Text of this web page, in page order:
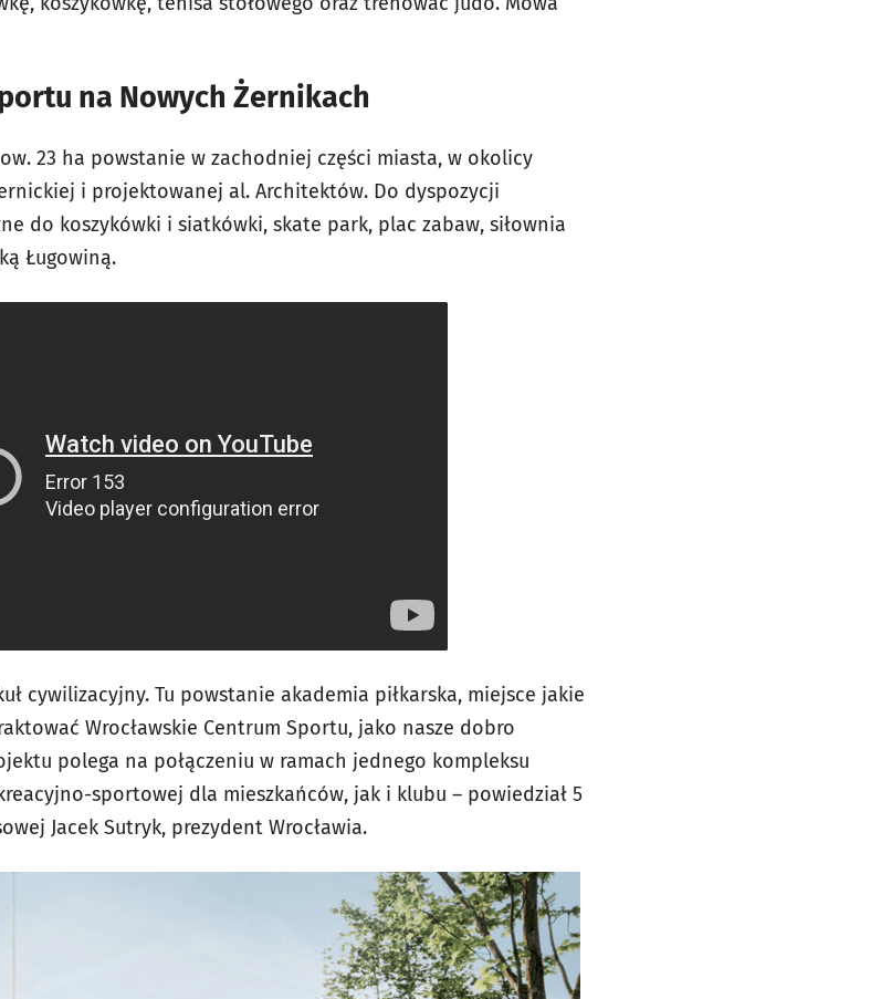
na Nowych Żernikach
23 ha powstanie w zachodniej części miasta, w okolicy
i projektowanej al. Architektów. Do dyspozycji
do koszykówki i siatkówki, skate park, plac zabaw, siłownia
Ługowiną.
cywilizacyjny. Tu powstanie akademia piłkarska, miejsce jakie
Wrocławskie Centrum Sportu, jako nasze dobro
polega na połączeniu w ramach jednego kompleksu
sportowej dla mieszkańców, jak i klubu – powiedział 5
Jacek Sutryk, prezydent Wrocławia.